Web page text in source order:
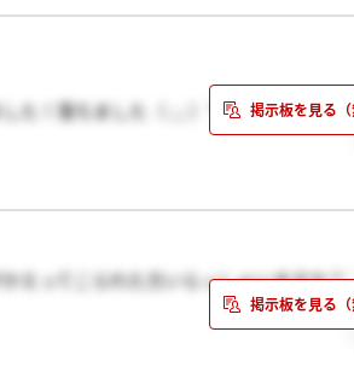
た！落ちました（ ; ; ）下期頑張ります！
えってこられた方いらっしゃいますか？